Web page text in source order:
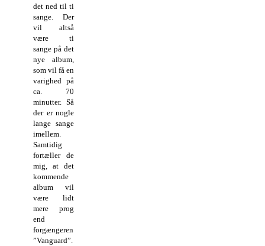
det ned til ti
sange. Der
vil altså
være ti
sange på det
nye album,
som vil få en
varighed på
ca. 70
minutter. Så
der er nogle
lange sange
imellem.
Samtidig
fortæller de
mig, at det
kommende
album vil
være lidt
mere prog
end
forgængeren
”Vanguard”.